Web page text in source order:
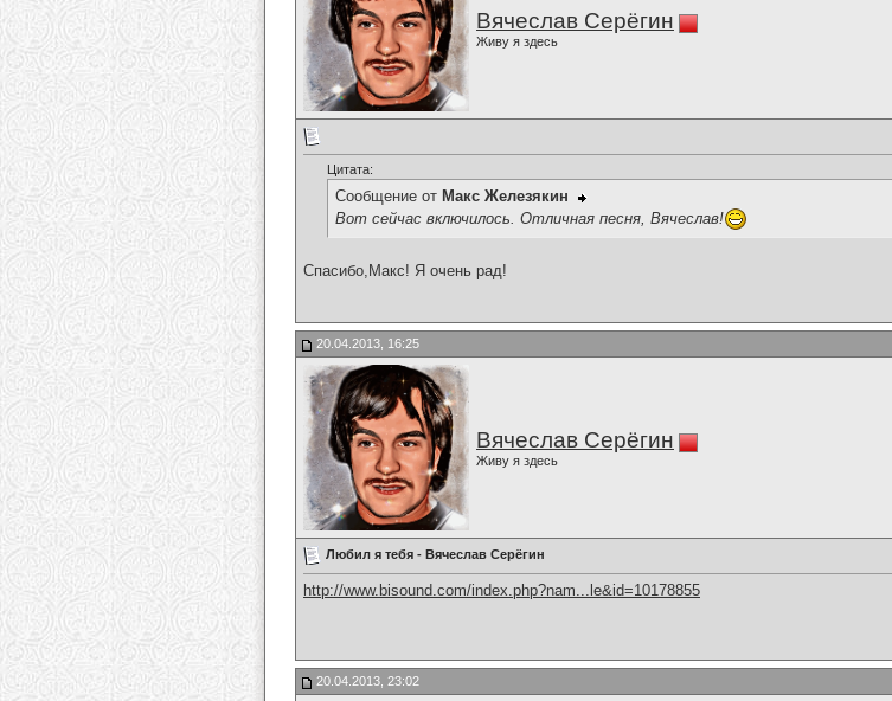
Вячеслав Серёгин
Живу я здесь
Цитата:
Сообщение от Макс Железякин
Вот сейчас включилось. Отличная песня, Вячеслав!
Спасибо,Макс! Я очень рад!
20.04.2013, 16:25
Вячеслав Серёгин
Живу я здесь
Любил я тебя - Вячеслав Серёгин
http://www.bisound.com/index.php?nam...le&id=10178855
20.04.2013, 23:02